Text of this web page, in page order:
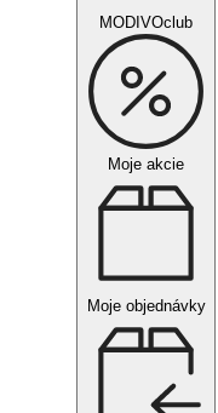
MODIVOclub
Moje akcie
Moje objednávky